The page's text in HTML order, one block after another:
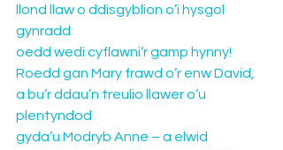
llond llaw o ddisgyblion o’i hysgol
gynradd
oedd wedi cyflawni’r gamp hynny!
Roedd gan Mary frawd o’r enw David,
a bu’r ddau’n treulio llawer o’u
plentyndod
gyda’u Modryb Anne – a elwid